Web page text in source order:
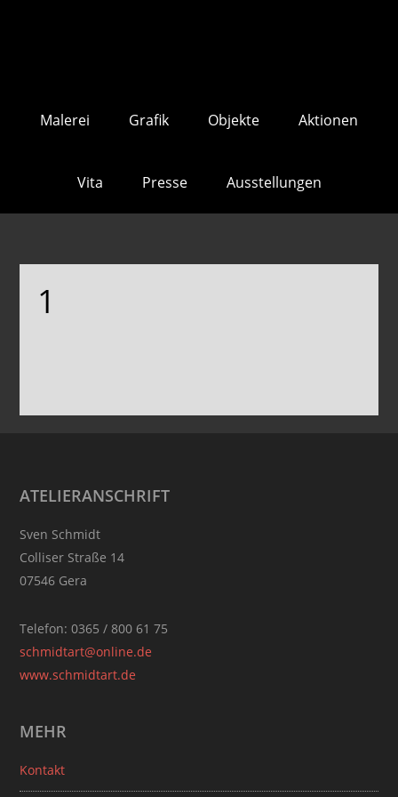
Malerei Grafik Objekte Aktionen
Vita Presse Ausstellungen
1
Footer
ATELIERANSCHRIFT
Sven Schmidt
Colliser Straße 14
07546 Gera
Telefon: 0365 / 800 61 75
schmidtart@online.de
www.schmidtart.de
MEHR
Kontakt